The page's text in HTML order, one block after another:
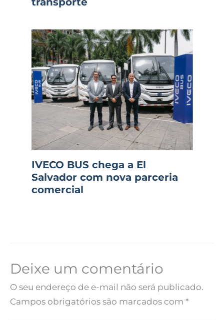
IVECO BUS chega a El
Salvador com nova parceria
comercial
Deixe um comentário
O seu endereço de e-mail não será publicado.
Campos obrigatórios são marcados com *